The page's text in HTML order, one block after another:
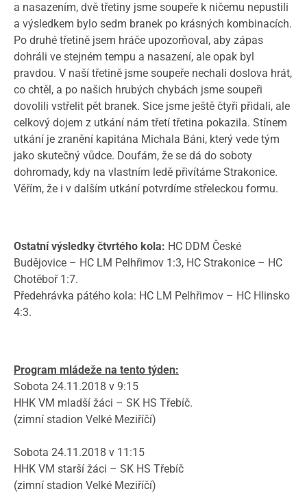
a nasazením, dvě třetiny jsme soupeře k ničemu nepustili
a výsledkem bylo sedm branek po krásných kombinacích.
Po druhé třetině jsem hráče upozorňoval, aby zápas
dohráli ve stejném tempu a nasazení, ale opak byl
pravdou. V naší třetině jsme soupeře nechali doslova hrát,
co chtěl, a po našich hrubých chybách jsme soupeři
dovolili vstřelit pět branek. Sice jsme ještě čtyři přidali, ale
celkový dojem z utkání nám třetí třetina pokazila. Stínem
utkání je zranění kapitána Michala Báni, který vede tým
jako skutečný vůdce. Doufám, že se dá do soboty
dohromady, kdy na vlastním ledě přivítáme Strakonice.
Věřím, že i v dalším utkání potvrdíme střeleckou formu.
Ostatní výsledky čtvrtého kola: HC DDM České
Budějovice – HC LM Pelhřimov 1:3, HC Strakonice – HC
Chotěboř 1:7.
Předehrávka pátého kola: HC LM Pelhřimov – HC Hlinsko
4:3.
Program mládeže na tento týden:
Sobota 24.11.2018 v 9:15
HHK VM mladší žáci – SK HS Třebíč.
(zimní stadion Velké Meziříčí)
Sobota 24.11.2018 v 11:15
HHK VM starší žáci – SK HS Třebíč
(zimní stadion Velké Meziříčí)